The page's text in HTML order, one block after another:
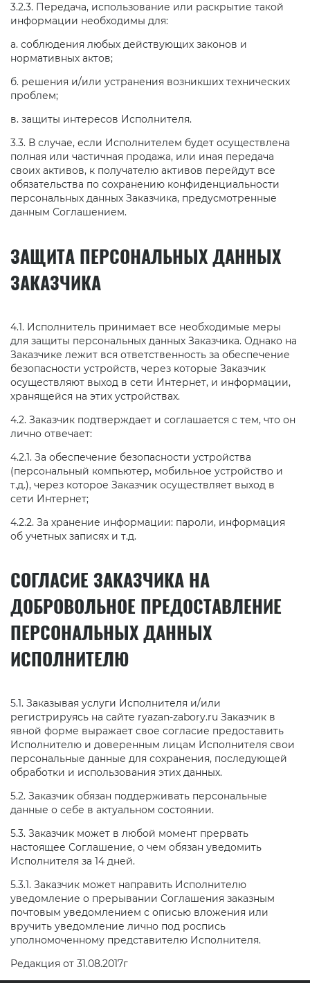
3.2.3. Передача, использование или раскрытие такой
информации необходимы для:
а. соблюдения любых действующих законов и
нормативных актов;
б. решения и/или устранения возникших технических
проблем;
в. защиты интересов Исполнителя.
3.3. В случае, если Исполнителем будет осуществлена
полная или частичная продажа, или иная передача
своих активов, к получателю активов перейдут все
обязательства по сохранению конфиденциальности
персональных данных Заказчика, предусмотренные
данным Соглашением.
ЗАЩИТА ПЕРСОНАЛЬНЫХ ДАННЫХ
ЗАКАЗЧИКА
4.1. Исполнитель принимает все необходимые меры
для защиты персональных данных Заказчика. Однако на
Заказчике лежит вся ответственность за обеспечение
безопасности устройств, через которые Заказчик
осуществляют выход в сети Интернет, и информации,
хранящейся на этих устройствах.
4.2. Заказчик подтверждает и соглашается с тем, что он
лично отвечает:
4.2.1. За обеспечение безопасности устройства
(персональный компьютер, мобильное устройство и
т.д.), через которое Заказчик осуществляет выход в
сети Интернет;
4.2.2. За хранение информации: пароли, информация
об учетных записях и т.д.
СОГЛАСИЕ ЗАКАЗЧИКА НА
ДОБРОВОЛЬНОЕ ПРЕДОСТАВЛЕНИЕ
ПЕРСОНАЛЬНЫХ ДАННЫХ
ИСПОЛНИТЕЛЮ
5.1. Заказывая услуги Исполнителя и/или
регистрируясь на сайте ryazan-zabory.ru Заказчик в
явной форме выражает свое согласие предоставить
Исполнителю и доверенным лицам Исполнителя свои
персональные данные для сохранения, последующей
обработки и использования этих данных.
5.2. Заказчик обязан поддерживать персональные
данные о себе в актуальном состоянии.
5.3. Заказчик может в любой момент прервать
настоящее Соглашение, о чем обязан уведомить
Исполнителя за 14 дней.
5.3.1. Заказчик может направить Исполнителю
уведомление о прерывании Соглашения заказным
почтовым уведомлением с описью вложения или
вручить уведомление лично под роспись
уполномоченному представителю Исполнителя.
Редакция от 31.08.2017г